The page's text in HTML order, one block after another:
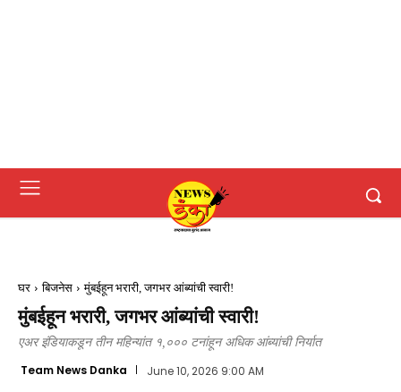
घर बिजनेस मुंबईहून भरारी, जगभर आंब्यांची स्वारी!
मुंबईहून भरारी, जगभर आंब्यांची स्वारी!
एअर इंडियाकडून तीन महिन्यांत १,००० टनांहून अधिक आंब्यांची निर्यात
Team News Danka June 10, 2026 9:00 AM